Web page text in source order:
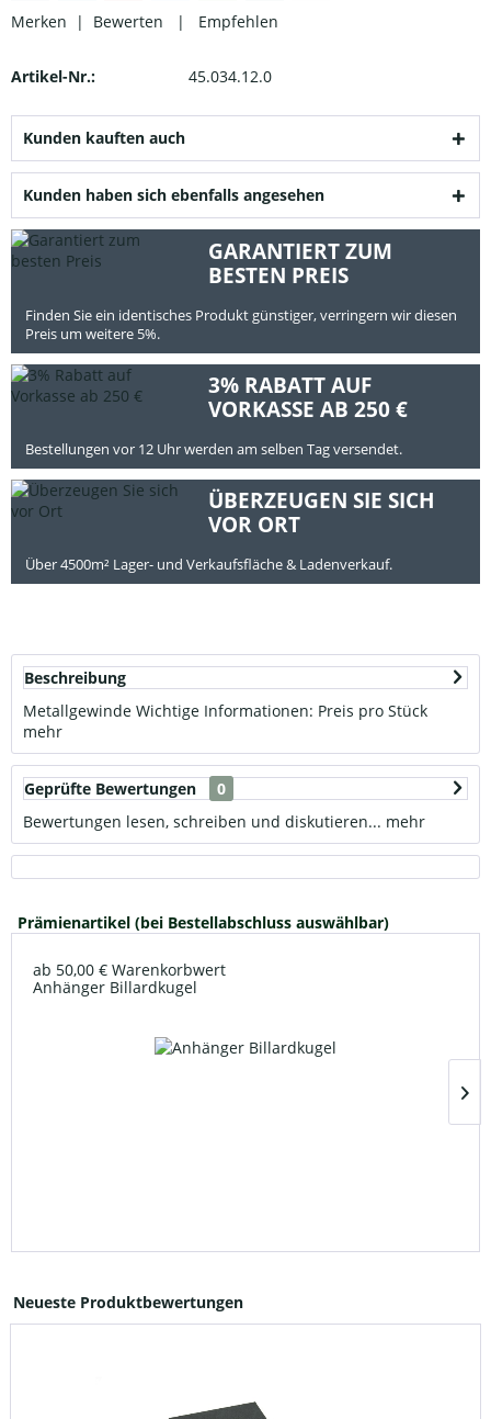
Merken | Bewerten | Empfehlen
Artikel-Nr.: 45.034.12.0
Kunden kauften auch
Kunden haben sich ebenfalls angesehen
GARANTIERT ZUM
BESTEN PREIS
Finden Sie ein identisches Produkt günstiger, verringern wir diesen
Preis um weitere 5%.
3% RABATT AUF
VORKASSE AB 250 €
Bestellungen vor 12 Uhr werden am selben Tag versendet.
ÜBERZEUGEN SIE SICH
VOR ORT
Über 4500m² Lager- und Verkaufsfläche & Ladenverkauf.
Beschreibung
Metallgewinde Wichtige Informationen: Preis pro Stück
mehr
Geprüfte Bewertungen
0
Bewertungen lesen, schreiben und diskutieren... mehr
Prämienartikel (bei Bestellabschluss auswählbar)
ab 50,00 € Warenkorbwert
Anhänger Billardkugel
Neueste Produktbewertungen